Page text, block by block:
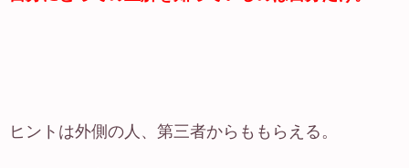
ヒントは外側の人、第三者からももらえる。